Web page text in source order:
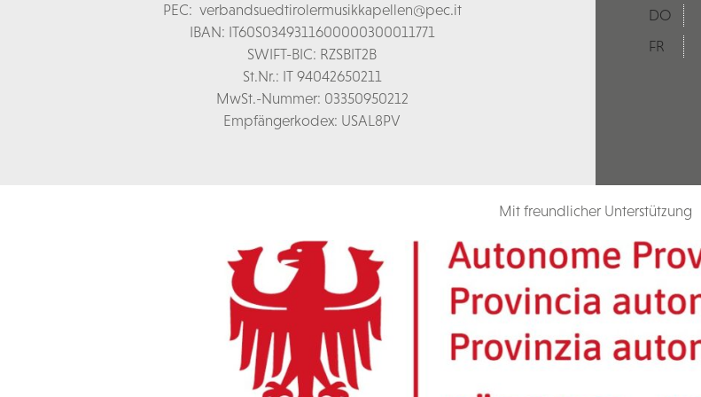
PEC: verbandsuedtirolermusikkapellen@pec.it
IBAN: IT60S0349311600000300011771
SWIFT-BIC: RZSBIT2B
St.Nr.: IT 94042650211
MwSt.-Nummer: 03350950212
Empfängerkodex: USAL8PV
DO
FR
Mit freundlicher Unterstützung